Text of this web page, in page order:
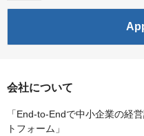
会社について
「End-to-Endで中小企業の経
トフォーム」